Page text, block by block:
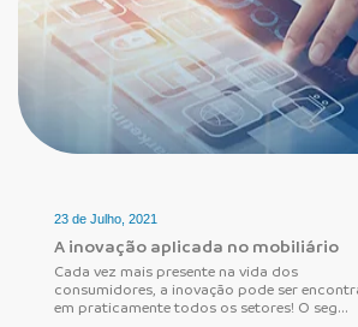
23 de Julho, 2021
A inovação aplicada no mobiliário
Cada vez mais presente na vida dos
consumidores, a inovação pode ser
em praticamente todos os setores! O seg...